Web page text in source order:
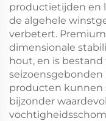
productietijden en
de algehele
verbetert.
dimensionale
hout, en is
producten kunnen
bijzonder